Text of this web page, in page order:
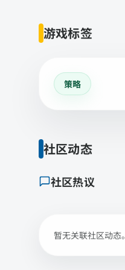
游戏标签
策略
社区动态
社区热议
暂无关联社区动态。